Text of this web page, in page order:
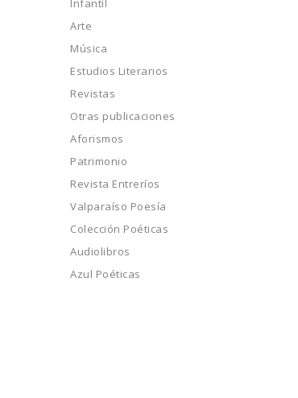
Infantil
Arte
Música
Estudios Literarios
Revistas
Otras publicaciones
Aforismos
Patrimonio
Revista Entreríos
Valparaíso Poesía
Colección Poéticas
Audiolibros
Azul Poéticas